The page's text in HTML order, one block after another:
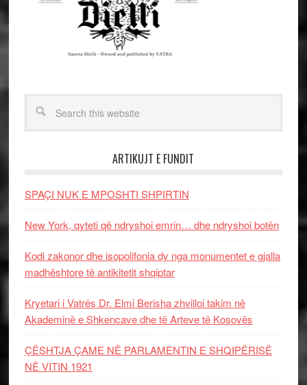
ARTIKUJT E FUNDIT
SPAÇI NUK E MPOSHTI SHPIRTIN
New York, qyteti që ndryshoi emrin… dhe ndryshoi botën
Kodi zakonor dhe isopolifonia dy nga monumentet e gjalla
madhështore të antikitetit shqiptar
Kryetari i Vatrës Dr. Elmi Berisha zhvilloi takim në
Akademinë e Shkencave dhe të Arteve të Kosovës
ÇËSHTJA ÇAME NË PARLAMENTIN E SHQIPËRISË
NË VITIN 1921